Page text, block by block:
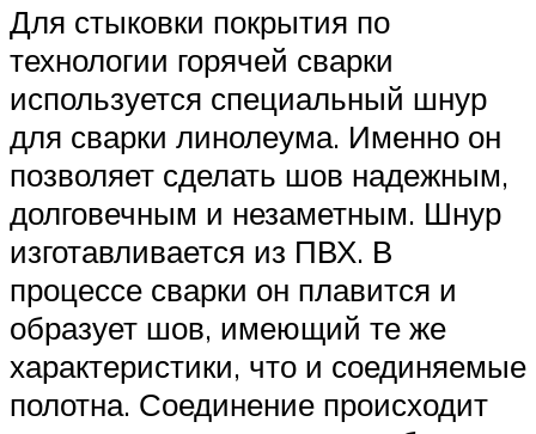
Для стыковки покрытия по
технологии горячей сварки
используется специальный шнур
для сварки линолеума. Именно он
позволяет сделать шов надежным,
долговечным и незаметным. Шнур
изготавливается из ПВХ. В
процессе сварки он плавится и
образует шов, имеющий те же
характеристики, что и соединяемые
полотна. Соединение происходит